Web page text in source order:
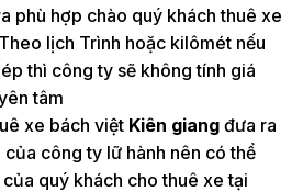
phù hợp chào quý khách thuê xe
lịch Trình hoặc kilômét nếu
thì công ty sẽ không tính giá
tâm
xe bách việt Kiên giang đưa ra
công ty lữ hành nên có thể
quý khách cho thuê xe tại